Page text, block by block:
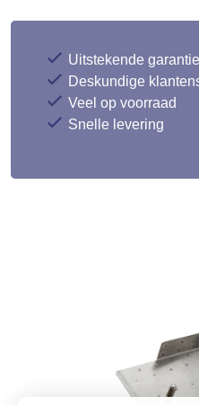
Uitstekende
Deskundige
Veel op voorraad
Snelle levering